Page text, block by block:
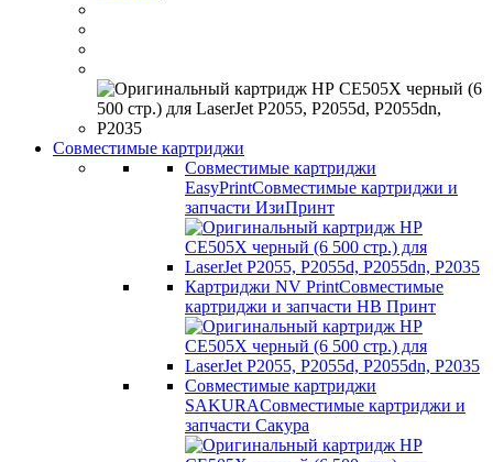
Совместимые картриджи
Совместимые картриджи
EasyPrintСовместимые картриджи и
запчасти ИзиПринт
Картриджи NV PrintСовместимые
картриджи и запчасти НВ Принт
Совместимые картриджи
SAKURAСовместимые картриджи и
запчасти Сакура